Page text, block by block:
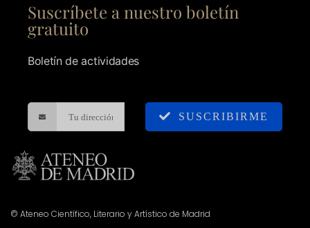
Suscríbete a nuestro boletín
gratuito
Boletín de actividades
SUSCRIBIRME
© Ateneo Científico, Literario y Artístico de Madrid